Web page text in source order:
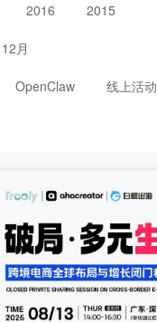
2016 2015
12月
OpenClaw 线上活动